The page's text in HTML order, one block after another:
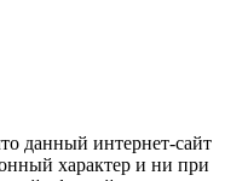
данный интернет-сайт
характер и ни при